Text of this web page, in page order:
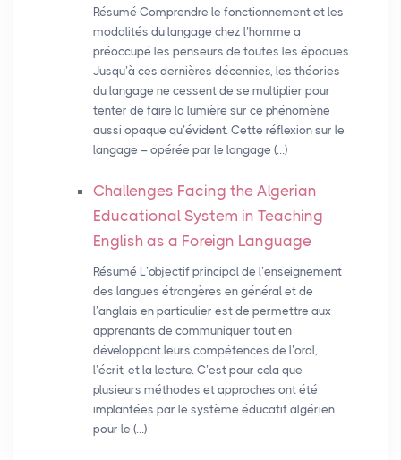
Résumé Comprendre le fonctionnement et les
modalités du langage chez l’homme a
préoccupé les penseurs de toutes les époques.
Jusqu’à ces dernières décennies, les théories
du langage ne cessent de se multiplier pour
tenter de faire la lumière sur ce phénomène
aussi opaque qu’évident. Cette réflexion sur le
langage – opérée par le langage (…)
Challenges Facing the Algerian
Educational System in Teaching
English as a Foreign Language
Résumé L’objectif principal de l’enseignement
des langues étrangères en général et de
l’anglais en particulier est de permettre aux
apprenants de communiquer tout en
développant leurs compétences de l’oral,
l’écrit, et la lecture. C’est pour cela que
plusieurs méthodes et approches ont été
implantées par le système éducatif algérien
pour le (…)